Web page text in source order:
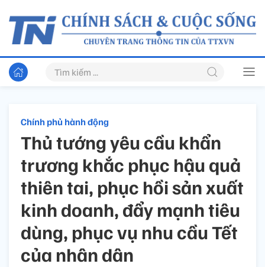
Chính phủ hành động
Thủ tướng yêu cầu khẩn
trương khắc phục hậu quả
thiên tai, phục hồi sản xuất
kinh doanh, đẩy mạnh tiêu
dùng, phục vụ nhu cầu Tết
của nhân dân